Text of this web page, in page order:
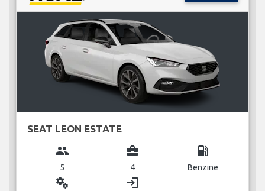
SEAT LEON ESTATE
group
5
business_center
4
local_gas_station
Benzine
miscellaneous_services login